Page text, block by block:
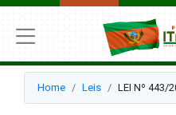
Home Leis LEI Nº 443/